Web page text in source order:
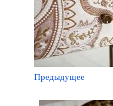
Предыдущее